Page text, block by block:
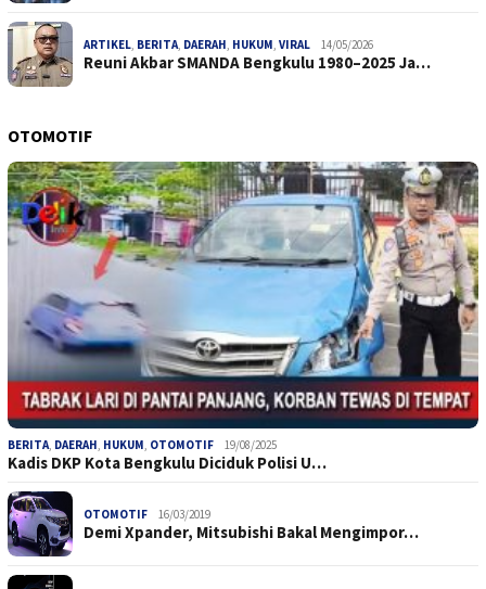
ARTIKEL, BERITA, DAERAH, HUKUM, VIRAL 14/05/2026
Reuni Akbar SMANDA Bengkulu 1980–2025 Ja…
OTOMOTIF
BERITA, DAERAH, HUKUM, OTOMOTIF 19/08/2025
Kadis DKP Kota Bengkulu Diciduk Polisi U…
OTOMOTIF 16/03/2019
Demi Xpander, Mitsubishi Bakal Mengimpor…